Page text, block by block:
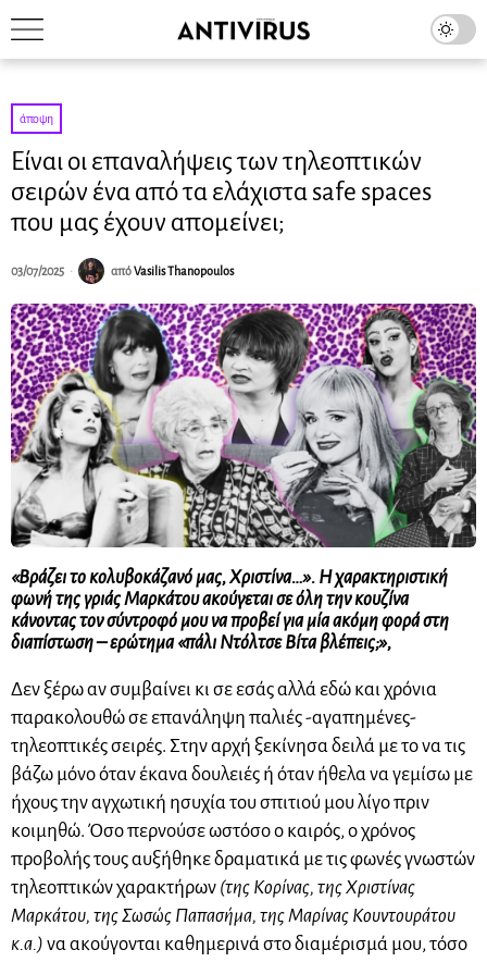
άποψη
Είναι οι επαναλήψεις των τηλεοπτικών
σειρών ένα από τα ελάχιστα safe spaces
που μας έχουν απομείνει;
03/07/2025 απόVasilis Thanopoulos
«Βράζει το κολυβοκάζανό μας, Χριστίνα…». Η χαρακτηριστική
φωνή της γριάς Μαρκάτου ακούγεται σε όλη την κουζίνα
κάνοντας τον σύντροφό μου να προβεί για μία ακόμη φορά στη
διαπίστωση – ερώτημα «πάλι Ντόλτσε Βίτα βλέπεις;»,
Δεν ξέρω αν συμβαίνει κι σε εσάς αλλά εδώ και χρόνια
παρακολουθώ σε επανάληψη παλιές -αγαπημένες-
τηλεοπτικές σειρές. Στην αρχή ξεκίνησα δειλά με το να τις
βάζω μόνο όταν έκανα δουλειές ή όταν ήθελα να γεμίσω με
ήχους την αγχωτική ησυχία του σπιτιού μου λίγο πριν
κοιμηθώ. Όσο περνούσε ωστόσο ο καιρός, ο χρόνος
προβολής τους αυξήθηκε δραματικά με τις φωνές γνωστών
τηλεοπτικών χαρακτήρων (της Κορίνας, της Χριστίνας
Μαρκάτου, της Σωσώς Παπασήμα, της Μαρίνας Κουντουράτου
κ.α.) να ακούγονται καθημερινά στο διαμέρισμά μου, τόσο